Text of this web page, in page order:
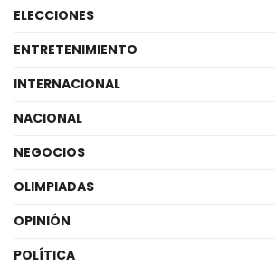
ELECCIONES
ENTRETENIMIENTO
INTERNACIONAL
NACIONAL
NEGOCIOS
OLIMPIADAS
OPINIÓN
POLÍTICA